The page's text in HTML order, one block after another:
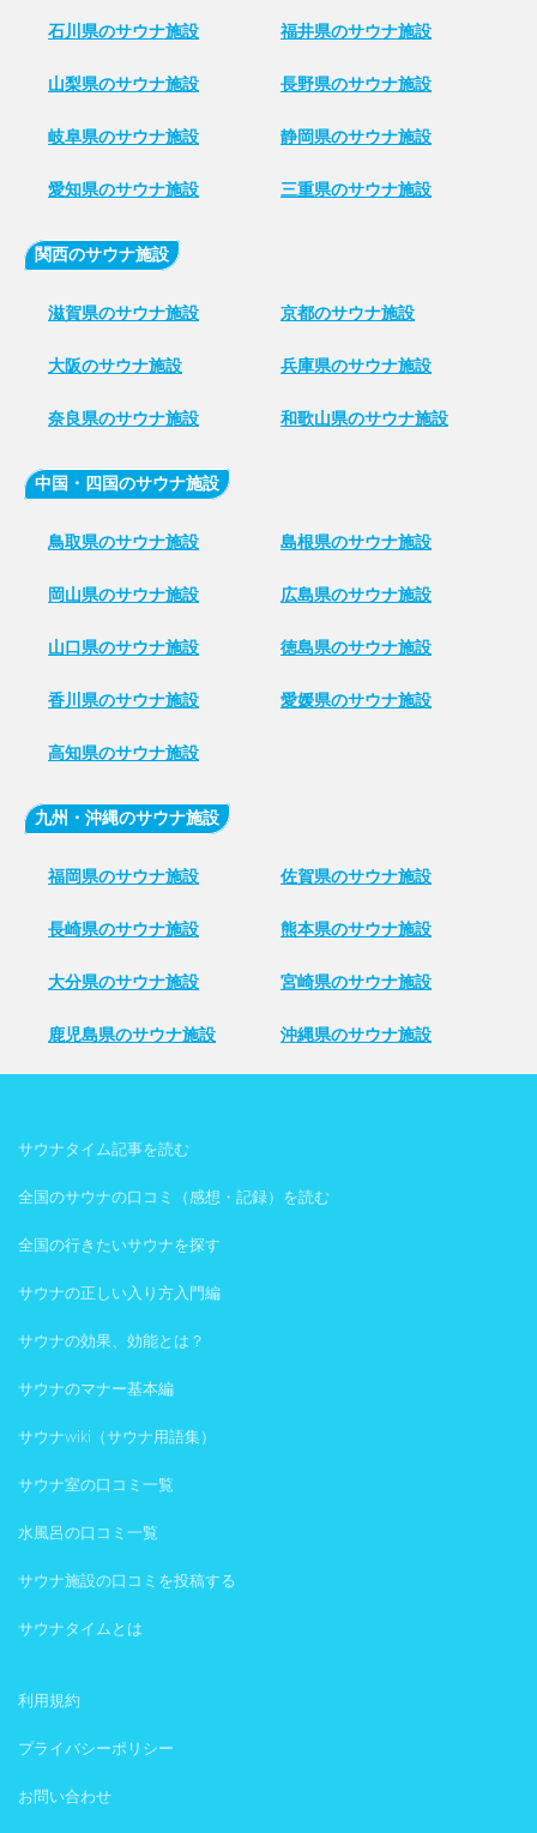
石川県のサウナ施設 福井県のサウナ施設
山梨県のサウナ施設 長野県のサウナ施設
岐阜県のサウナ施設 静岡県のサウナ施設
愛知県のサウナ施設 三重県のサウナ施設
関西のサウナ施設
滋賀県のサウナ施設 京都のサウナ施設
大阪のサウナ施設 兵庫県のサウナ施設
奈良県のサウナ施設 和歌山県のサウナ施設
中国・四国のサウナ施設
鳥取県のサウナ施設 島根県のサウナ施設
岡山県のサウナ施設 広島県のサウナ施設
山口県のサウナ施設 徳島県のサウナ施設
香川県のサウナ施設 愛媛県のサウナ施設
高知県のサウナ施設
九州・沖縄のサウナ施設
福岡県のサウナ施設 佐賀県のサウナ施設
長崎県のサウナ施設 熊本県のサウナ施設
大分県のサウナ施設 宮崎県のサウナ施設
鹿児島県のサウナ施設 沖縄県のサウナ施設
サウナタイム記事を読む
全国のサウナの口コミ（感想・記録）を読む
全国の行きたいサウナを探す
サウナの正しい入り方入門編
サウナの効果、効能とは？
サウナのマナー基本編
サウナwiki（サウナ用語集）
サウナ室の口コミ一覧
水風呂の口コミ一覧
サウナ施設の口コミを投稿する
サウナタイムとは
利用規約
プライバシーポリシー
お問い合わせ